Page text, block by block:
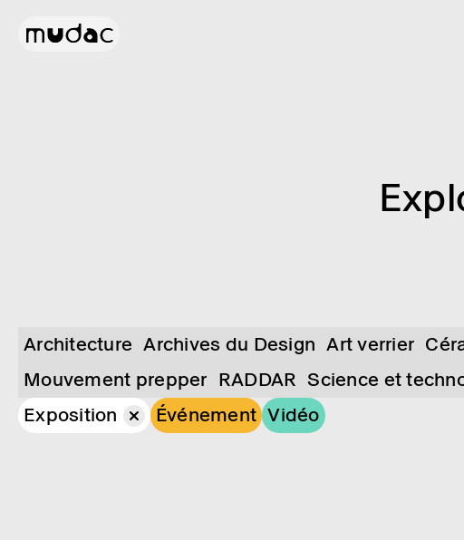
Architecture Archives du Design Art verrier
Mouvement prepper RADDAR Science et
Exposition
Événement Vidéo